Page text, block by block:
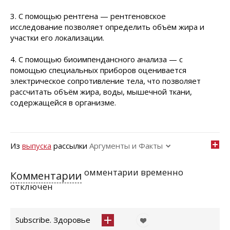
3. С помощью рентгена — рентгеновское
исследование позволяет определить объём жира и
участки его локализации.
4. С помощью биоимпендансного анализа — с
помощью специальных приборов оценивается
электрическое сопротивление тела, что позволяет
рассчитать объём жира, воды, мышечной ткани,
содержащейся в организме.
Из выпуска рассылки Аргументы и Факты
Комментарии омментарии временно
отключен
Subscribe. Здоровье